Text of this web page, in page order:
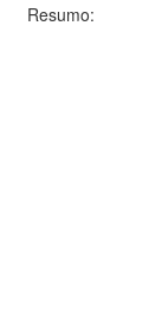
Resumo: